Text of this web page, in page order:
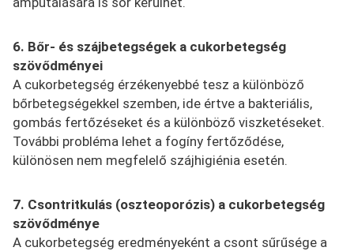
6. Bőr- és szájbetegségek a cukorbetegség
szövődményei
A cukorbetegség érzékenyebbé tesz a különböző
bőrbetegségekkel szemben, ide értve a bakteriális,
gombás fertőzéseket és a különböző viszketéseket.
További probléma lehet a fogíny fertőződése,
különösen nem megfelelő szájhigiénia esetén.
7. Csontritkulás (oszteoporózis) a cukorbetegség
szövődménye
A cukorbetegség eredményeként a csont sűrűsége a